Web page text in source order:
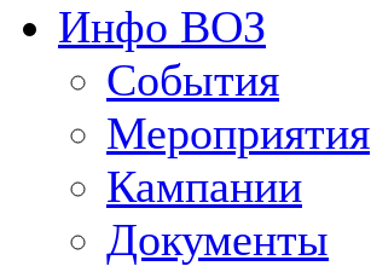
Инфо ВОЗ
События
Мероприятия
Кампании
Документы